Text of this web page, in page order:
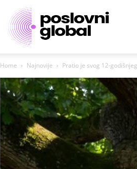
Poslovni
portal
Home Najnovije Pratio je svog 12-